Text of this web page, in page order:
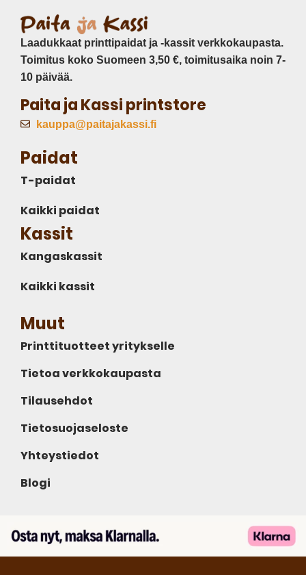
Laadukkaat printtipaidat ja -kassit verkkokaupasta.
Toimitus koko Suomeen 3,50 €, toimitusaika noin 7-
10 päivää.
Paita ja Kassi printstore
kauppa@paitajakassi.fi
Paidat
T-paidat
Kaikki paidat
Kassit
Kangaskassit
Kaikki kassit
Muut
Printtituotteet yritykselle
Tietoa verkkokaupasta
Tilausehdot
Tietosuojaseloste
Yhteystiedot
Blogi